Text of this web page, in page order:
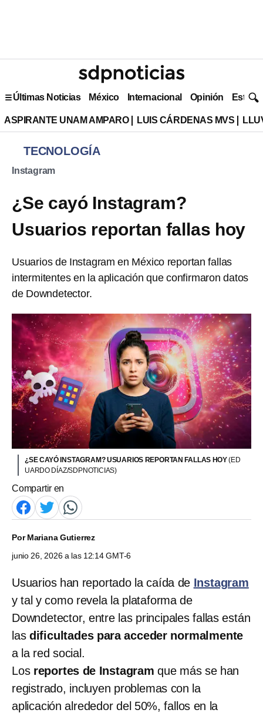
Últimas Noticias México Internacional Opinión Estilo
ASPIRANTE UNAM AMPARO LUIS CÁRDENAS MVS
TECNOLOGÍA
Instagram
¿Se cayó Instagram?
Usuarios reportan fallas hoy
Usuarios de Instagram en México reportan fallas
intermitentes en la aplicación que confirmaron datos
de Downdetector.
¿SE CAYÓ INSTAGRAM? USUARIOS REPORTAN FALLAS HOY(ED
UARDO DÍAZ/SDPNOTICIAS)
Compartir en
PorMariana Gutierrez
junio 26, 2026 a las 12:14 GMT-6
Usuarios han reportado la caída de Instagram
y tal y como revela la plataforma de
Downdetector, entre las principales fallas están
las dificultades para acceder normalmente
a la red social.
Losreportes de Instagram que más se han
registrado, incluyen problemas con la
aplicación alrededor del 50%, fallos en la